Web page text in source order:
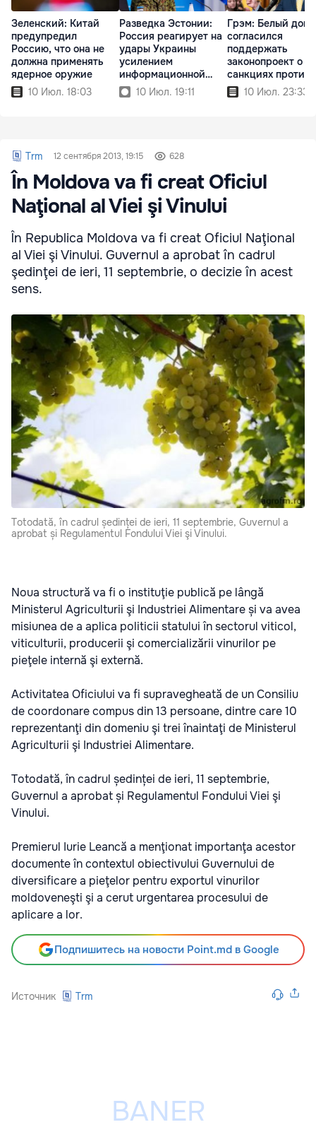
Зеленский: Китай
предупредил
Россию, что она не
должна применять
ядерное оружие
10 Июл. 18:03
Разведка Эстонии:
Россия реагирует на
удары Украины
усилением
информационной
войны10 Июл. 19:11
Грэм: Белый дом
согласился
поддержать
законопроект о
санкциях против
России10 Июл. 23:33
Trm 12 сентября 2013, 19:15 628
În Moldova va fi creat Oficiul
Naţional al Viei şi Vinului
În Republica Moldova va fi creat Oficiul Naţional
al Viei şi Vinului. Guvernul a aprobat în cadrul
şedinţei de ieri, 11 septembrie, o decizie în acest
sens.
Totodată, în cadrul ședinței de ieri, 11 septembrie, Guvernul a
aprobat și Regulamentul Fondului Viei şi Vinului.
Noua structură va fi o instituţie publică pe lângă
Ministerul Agriculturii şi Industriei Alimentare și va avea
misiunea de a aplica politicii statului în sectorul viticol,
viticulturii, producerii şi comercializării vinurilor pe
pieţele internă şi externă.
Activitatea Oficiului va fi supravegheată de un Consiliu
de coordonare compus din 13 persoane, dintre care 10
reprezentanţi din domeniu şi trei înaintaţi de Ministerul
Agriculturii şi Industriei Alimentare.
Totodată, în cadrul ședinței de ieri, 11 septembrie,
Guvernul a aprobat și Regulamentul Fondului Viei şi
Vinului.
Premierul Iurie Leancă a menţionat importanţa acestor
documente în contextul obiectivului Guvernului de
diversificare a pieţelor pentru exportul vinurilor
moldoveneşti şi a cerut urgentarea procesului de
aplicare a lor.
Подпишитесь на новости Point.md в Google
Источник Trm